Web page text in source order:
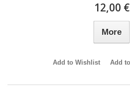
12,00 €
More
Add to Wishlist Add